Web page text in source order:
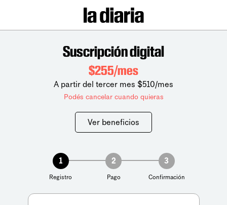
Suscripción digital
$255/mes
A partir del tercer mes $510/mes
Podés cancelar cuando quieras
Ver beneficios
1
Registro
2
Pago
3
Confirmación